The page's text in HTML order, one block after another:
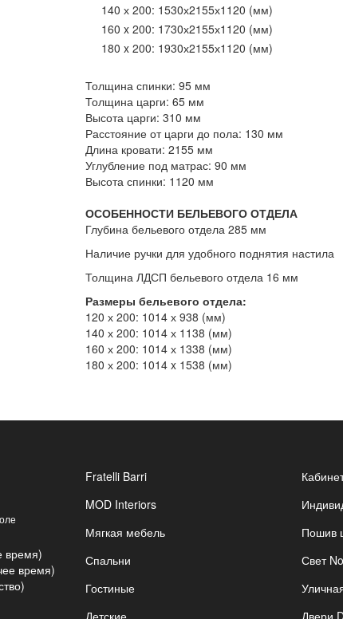
140 х 200: 1530х2155х1120 (мм)
160 x 200: 1730х2155х1120 (мм)
180 x 200: 1930х2155х1120 (мм)
Толщина спинки: 95 мм
Толщина царги: 65 мм
Высота царги: 310 мм
Расстояние от царги до пола: 130 мм
Длина кровати: 2155 мм
Углубление под матрас: 90 мм
Высота спинки: 1120 мм
ОСОБЕННОСТИ БЕЛЬЕВОГО ОТДЕЛА
Глубина бельевого отдела 285 мм
Наличие ручки для удобного поднятия настила
Толщина ЛДСП бельевого отдела 16 мм
Размеры бельевого отдела:
120 х 200: 1014 х 938 (мм)
140 х 200: 1014 х 1138 (мм)
160 х 200: 1014 х 1338 (мм)
180 х 200: 1014 x 1538 (мм)
время)
время)
Fratelli Barri
MOD Interiors
Мягкая мебель
Спальни
Гостиные
Детские
Пошив
Свет
Двери